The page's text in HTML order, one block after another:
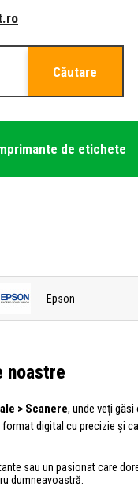
Căutare
de etichete
Epson
noastre
> Scanere, unde veți găsi
digital cu precizie și
sau un pasionat care
dumneavoastră.